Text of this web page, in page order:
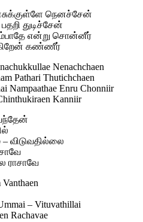
நெனச்சேன்
துடிச்சேன்
என்று சொன்னீர்
கண்ணீர்
Nenachchaen
Pathari Thutichchaen
Nampaathae Enru Chonniir
Kanniir
விடுவதில்லை
ராசாவே
– Vituvathillai
Rachavae